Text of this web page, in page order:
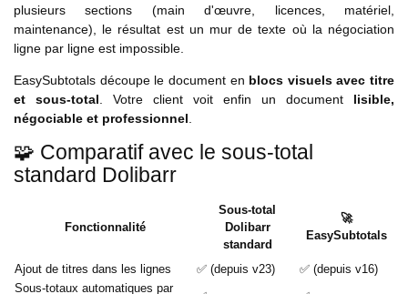
plusieurs sections (main d'œuvre, licences, matériel,
maintenance), le résultat est un mur de texte où la négociation
ligne par ligne est impossible.
EasySubtotals découpe le document en blocs visuels avec titre
et sous-total. Votre client voit enfin un document lisible,
négociable et professionnel.
🧩 Comparatif avec le sous-total
standard Dolibarr
Fonctionnalité
Sous-total
Dolibarr
standard
🚀
EasySubtotals
Ajout de titres dans les lignes ✅ (depuis v23)
✅ (depuis v16)
Sous-totaux automatiques par